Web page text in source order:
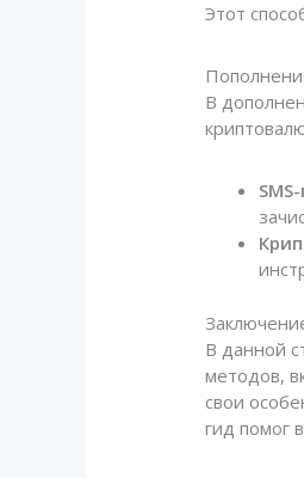
Этот
В
В данной
методов,
свои
гид помог